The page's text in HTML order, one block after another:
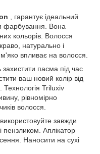
, гарантує ідеальний
фарбування. Вона
кольорів. Волосся
натурально і
впливає на волосся.
пасма під час
ваш новий колір від
Технологія Triluxiv
рівномірно
волосся.
використовуйте завжди
пензликом. Аплікатор
Наносити на сухі